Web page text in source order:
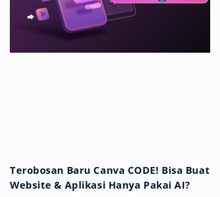
Terobosan Baru Canva CODE! Bisa Buat
Website & Aplikasi Hanya Pakai AI?